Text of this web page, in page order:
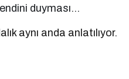
duyması…
aynı anda anlatılıyor.